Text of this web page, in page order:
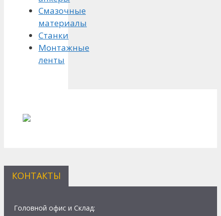
Смазочные
материалы
Станки
Монтажные
ленты
КОНТАКТЫ
Головной офис и Склад: